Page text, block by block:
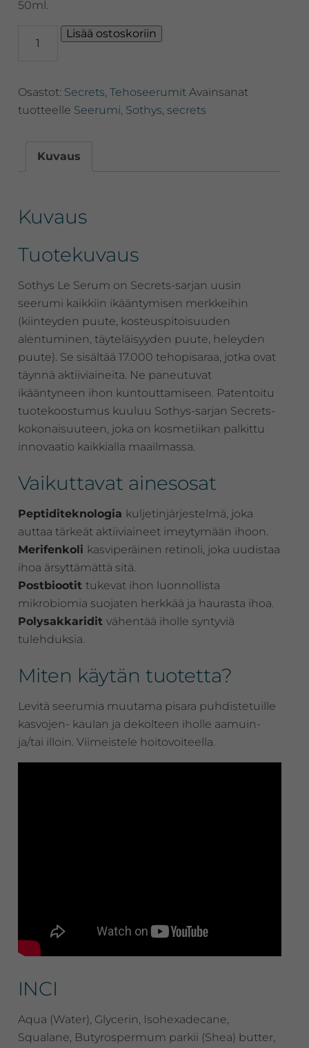
50ml.
eliksiiri,
50ml
Lisää ostoskoriin
Osastot: Secrets, Tehoseerumit Avainsanat
tuotteelle Seerumi, Sothys, secrets
Kuvaus
Kuvaus
Tuotekuvaus
Sothys Le Serum on Secrets-sarjan uusin
seerumi kaikkiin ikääntymisen merkkeihin
(kiinteyden puute, kosteuspitoisuuden
alentuminen, täyteläisyyden puute, heleyden
puute). Se sisältää 17.000 tehopisaraa, jotka ovat
täynnä aktiiviaineita. Ne paneutuvat
ikääntyneen ihon kuntouttamiseen. Patentoitu
tuotekoostumus kuuluu Sothys-sarjan Secrets-
kokonaisuuteen, joka on kosmetiikan palkittu
innovaatio kaikkialla maailmassa.
Vaikuttavat ainesosat
Peptiditeknologia kuljetinjärjestelmä, joka
auttaa tärkeät aktiiviaineet imeytymään ihoon.
Merifenkoli kasviperäinen retinoli, joka uudistaa
ihoa ärsyttämättä sitä.
Postbiootit tukevat ihon luonnollista
mikrobiomia suojaten herkkää ja haurasta ihoa.
Polysakkaridit vähentää iholle syntyviä
tulehduksia.
Miten käytän tuotetta?
Levitä seerumia muutama pisara puhdistetuille
kasvojen- kaulan ja dekolteen iholle aamuin-
ja/tai illoin. Viimeistele hoitovoiteella.
INCI
Aqua (Water), Glycerin, Isohexadecane,
Squalane, Butyrospermum parkii (Shea) butter,